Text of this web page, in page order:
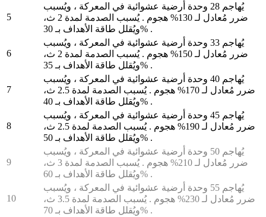
5
يُهاجم 28 وحدة أرضية عشوائية في المعركة ، ويُسبب
ضرر مُعادل لـ 130% هجوم . يُسبب الصدمة لمدة 2 ث،
ويُقلل طاقة الأهداف بـ 30% .
6
يُهاجم 33 وحدة أرضية عشوائية في المعركة ، ويُسبب
ضرر مُعادل لـ 150% هجوم . يُسبب الصدمة لمدة 2 ث،
ويُقلل طاقة الأهداف بـ 35% .
7
يُهاجم 40 وحدة أرضية عشوائية في المعركة ، ويُسبب
ضرر مُعادل لـ 170% هجوم . يُسبب الصدمة لمدة 2.5 ث،
ويُقلل طاقة الأهداف بـ 40% .
8
يُهاجم 45 وحدة أرضية عشوائية في المعركة ، ويُسبب
ضرر مُعادل لـ 190% هجوم . يُسبب الصدمة لمدة 2.5 ث،
ويُقلل طاقة الأهداف بـ 50% .
9
يُهاجم 50 وحدة أرضية عشوائية في المعركة ، ويُسبب
ضرر مُعادل لـ 210% هجوم . يُسبب الصدمة لمدة 3 ث،
ويُقلل طاقة الأهداف بـ 60% .
10
يُهاجم 55 وحدة أرضية عشوائية في المعركة ، ويُسبب
ضرر مُعادل لـ 230% هجوم . يُسبب الصدمة لمدة 3.5 ث،
ويُقلل طاقة الأهداف بـ 70% .